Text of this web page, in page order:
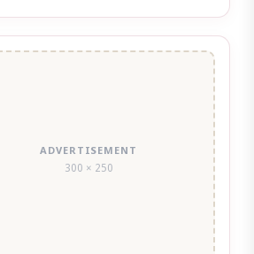
ADVERTISEMENT
300 × 250